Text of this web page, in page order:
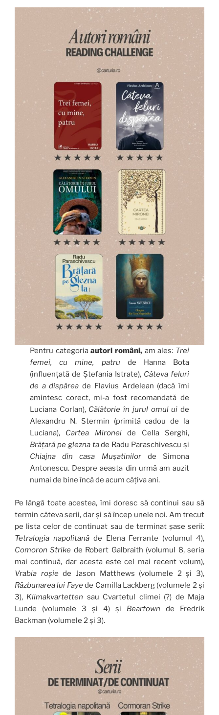
Pentru categoriaautori români, am ales: Trei
femei, cu mine, patru de Hanna Bota
(influențată de Ștefania Istrate), Câteva feluri
de a dispăreade Flavius Ardelean (dacă îmi
amintesc corect, mi-a fost recomandată de
Luciana Corlan), Călătorie în jurul omul ui de
Alexandru N. Stermin (primită cadou de la
Luciana), Cartea Mironeide Cella Serghi,
Brățară pe glezna tade Radu Paraschivescu și
Chiajna din casa Mușatinilor de Simona
Antonescu. Despre aeasta din urmă am auzit
numai de bine încă de acum câțiva ani.
Pe lângă toate acestea, îmi doresc să continui sau să
termin câteva serii, dar și să încep unele noi. Am trecut
pe lista celor de continuat sau de terminat șase serii:
Tetralogia napolitanăde Elena Ferrante (volumul 4),
Comoron Strike de Robert Galbraith (volumul 8, seria
mai continuă, dar acesta este cel mai recent volum),
Vrabia roșiede Jason Matthews (volumele 2 și 3),
Răzbunarea lui Fayede Camilla Lackberg (volumele 2 și
3), Klimakvartetten sau Cvartetul climei (?) de Maja
Lunde (volumele 3 și 4) și Beartown de Fredrik
Backman (volumele 2 și 3).